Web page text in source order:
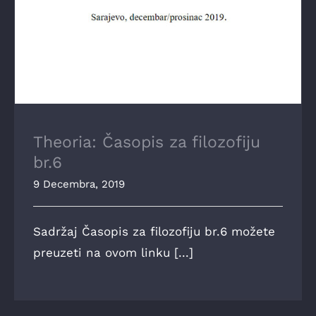
Theoria: Časopis za filozofiju
br.6
9 Decembra, 2019
Sadržaj Časopis za filozofiju br.6 možete
preuzeti na ovom linku [...]